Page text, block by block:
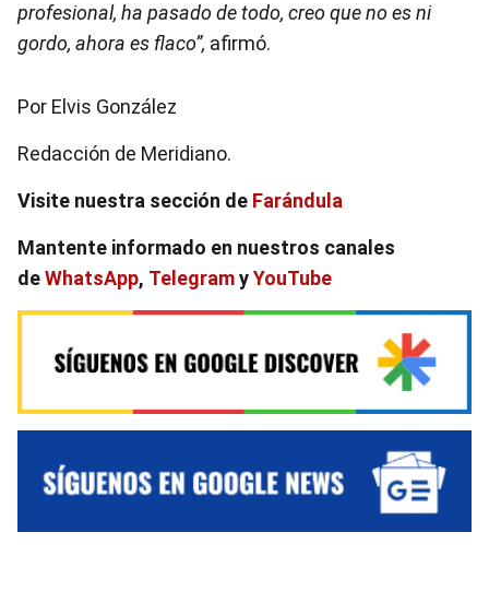
profesional, ha pasado de todo, creo que no es ni
gordo, ahora es flaco”, afirmó.
Por Elvis González
Redacción de Meridiano.
Visite nuestra sección de Farándula
Mantente informado en nuestros canales
deWhatsApp, TelegramyYouTube